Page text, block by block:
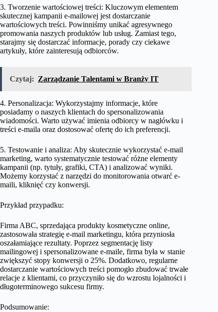
3. Tworzenie wartościowej treści: Kluczowym elementem
skutecznej kampanii e-mailowej jest dostarczanie
wartościowych treści. Powinniśmy unikać agresywnego
promowania naszych produktów lub usług. Zamiast tego,
starajmy się dostarczać informacje, porady czy ciekawe
artykuły, które zainteresują odbiorców.
Czytaj: Zarządzanie Talentami w Branży IT
4. Personalizacja: Wykorzystajmy informacje, które
posiadamy o naszych klientach do spersonalizowania
wiadomości. Warto używać imienia odbiorcy w nagłówku i
treści e-maila oraz dostosować ofertę do ich preferencji.
5. Testowanie i analiza: Aby skutecznie wykorzystać e-mail
marketing, warto systematycznie testować różne elementy
kampanii (np. tytuły, grafiki, CTA) i analizować wyniki.
Możemy korzystać z narzędzi do monitorowania otwarć e-
maili, kliknięć czy konwersji.
Przykład przypadku:
Firma ABC, sprzedająca produkty kosmetyczne online,
zastosowała strategię e-mail marketingu, która przyniosła
oszałamiające rezultaty. Poprzez segmentację listy
mailingowej i spersonalizowane e-maile, firma była w stanie
zwiększyć stopy konwersji o 25%. Dodatkowo, regularne
dostarczanie wartościowych treści pomogło zbudować trwałe
relacje z klientami, co przyczyniło się do wzrostu lojalności i
długoterminowego sukcesu firmy.
Podsumowanie: